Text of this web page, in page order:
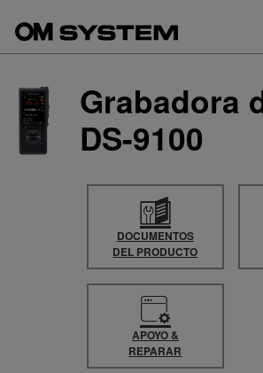
contenido
Grabadora
DS-9100
DOCUMENTOS
DEL PRODUCTO
APOYO &
REPARAR